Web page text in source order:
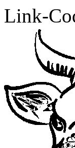
Link-